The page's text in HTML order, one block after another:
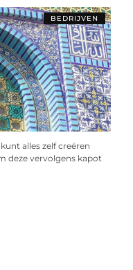
BEDRIJVEN
alles zelf creëren
deze vervolgens kapot